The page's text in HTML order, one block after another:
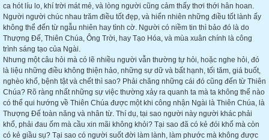
ca hót líu lo, khí trời mát mẻ, và lòng người cũng cảm thấy thơi thới hân hoan.
Người người chúc nhau trăm điều tốt đẹp, và hiển nhiên những điều tốt lành ấy
không thể đến từ ngẫu nhiên hay tình cờ. Người có niềm tin thì bảo đó là do
Thượng Đế, Thiên Chúa, Ông Trời, hay Tạo Hóa, và mùa xuân chính là công
trình sáng tạo của Ngài.
Nhưng một câu hỏi mà có lẽ nhiều người vẫn thường tự hỏi, hoặc nghe hỏi, đó
là liệu những điều không thiện hảo, những sự dữ và bất hạnh, tối tăm, giá buốt,
nghèo khổ, bệnh tật và chết thì sao? Phải chăng những cái đó cũng đến từ Thiên
Chúa? Rõ ràng nhất những sự việc thường xảy ra quanh ta mà ta không thể nào
có thể qui hướng về Thiên Chúa được một khi công nhận Ngài là Thiên Chúa, là
Thượng Đế toàn năng và nhân từ. Thí dụ, tại sao người này người khác phải
khổ, phải đau ốm mà cầu xin mãi không khỏi? Tại sao đã có kẻ đói khổ mà còn
có kẻ giầu sụ? Tại sao có người suốt đời làm lành, làm phước mà không được